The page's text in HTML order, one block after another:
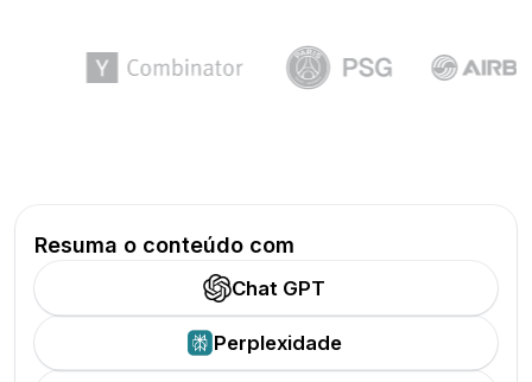
Resuma o conteúdo com
Chat GPT
Perplexidade